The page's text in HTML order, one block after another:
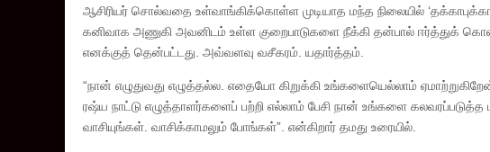
ஆசிரியர் சொல்வதை உள்வாங்கிக்கொள்ள முடியாத மந்த நிலையில்
கனிவாக அணுகி அவனிடம் உள்ள குறைபாடுகளை நீக்கி தன்பால் ஈர்த்துக்
எனக்குத் தென்பட்டது. அவ்வளவு வசீகரம். யதார்த்தம்.
“நான் எழுதுவது எழுத்தல்ல. எதையோ கிறுக்கி உங்களையெல்லாம்
ரஷ்ய நாட்டு எழுத்தாளர்களைப் பற்றி எல்லாம் பேசி நான் உங்களை
வாசியுங்கள். வாசிக்காமலும் போங்கள்”. என்கிறார் தமது உரையில்.